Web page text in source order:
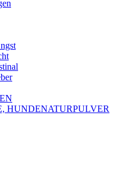
HUNDENATURPULVER